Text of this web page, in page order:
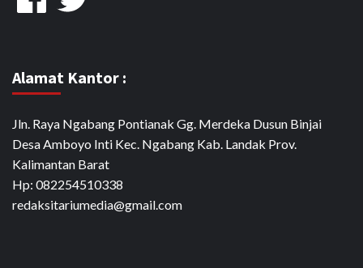
Alamat Kantor :
Jln. Raya Ngabang Pontianak Gg. Merdeka Dusun Binjai
Desa Amboyo Inti Kec. Ngabang Kab. Landak Prov.
Kalimantan Barat
Hp: 082254510338
redaksitariumedia@gmail.com